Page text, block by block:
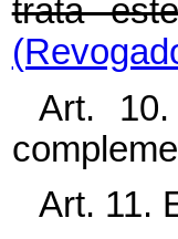
trata
Art.
Art. 11.